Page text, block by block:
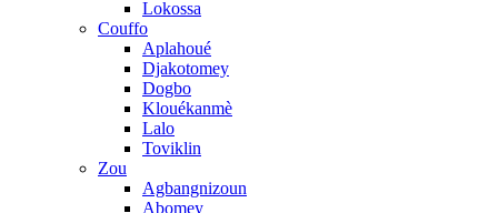
Lokossa
Couffo
Aplahoué
Djakotomey
Dogbo
Klouékanmè
Lalo
Toviklin
Zou
Agbangnizoun
Abomey